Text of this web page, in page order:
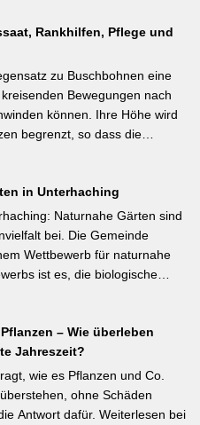
Blütenknospen für das nächste
nach der Blüte (bei Flieder:
letzte Chance – wer jetzt noch
in den nächsten zwei
alte Triebe
Holz ausreifen kann.
Rankhilfen, Pflege und
zu Buschbohnen eine
Bewegungen nach
können. Ihre Höhe wird
begrenzt, so dass die
Bis Mitte Juni ist die
ins Freiland noch problemlos
5–6 cm tief setzen,
brauchen Stangenbohnen
moderierte Düngung
für das nächste Gartenjahr.
in Unterhaching
Naturnahe Gärten sind
bei. Die Gemeinde
Wettbewerb für naturnahe
ist es, die biologische
Warum? Entsiegelte
Regenwasser besser zu
lebenswerter zu
prämiert. Insgesamt drei
eine Expertenjury, bestehend
– Wie überleben
Jahreszeit?
wie es Pflanzen und Co.
ohne Schäden
Antwort dafür. Weiterlesen bei